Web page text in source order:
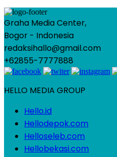
Graha Media Center,
Bogor - Indonesia
redaksihallo@gmail.com
+62855-7777888
HELLO MEDIA GROUP
Hello.id
Hellodepok.com
Helloseleb.com
Hellobekasi.com